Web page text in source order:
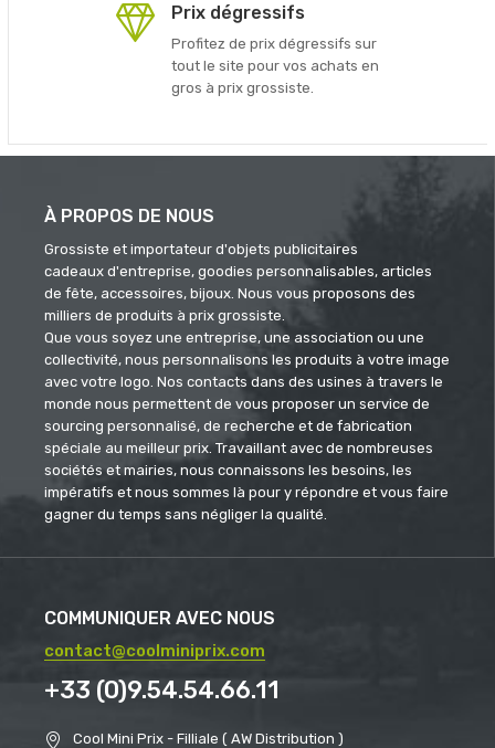
Prix dégressifs
Profitez de prix dégressifs sur
tout le site pour vos achats en
gros à prix grossiste.
À PROPOS DE NOUS
Grossiste et importateur d'objets publicitaires
cadeaux d'entreprise, goodies personnalisables, articles
de fête, accessoires, bijoux. Nous vous proposons des
milliers de produits à prix grossiste.
Que vous soyez une entreprise, une association ou une
collectivité, nous personnalisons les produits à votre image
avec votre logo. Nos contacts dans des usines à travers le
monde nous permettent de vous proposer un service de
sourcing personnalisé, de recherche et de fabrication
spéciale au meilleur prix. Travaillant avec de nombreuses
sociétés et mairies, nous connaissons les besoins, les
impératifs et nous sommes là pour y répondre et vous faire
gagner du temps sans négliger la qualité.
COMMUNIQUER AVEC NOUS
contact@coolminiprix.com
+33 (0)9.54.54.66.11
Cool Mini Prix - Filliale ( AW Distribution )